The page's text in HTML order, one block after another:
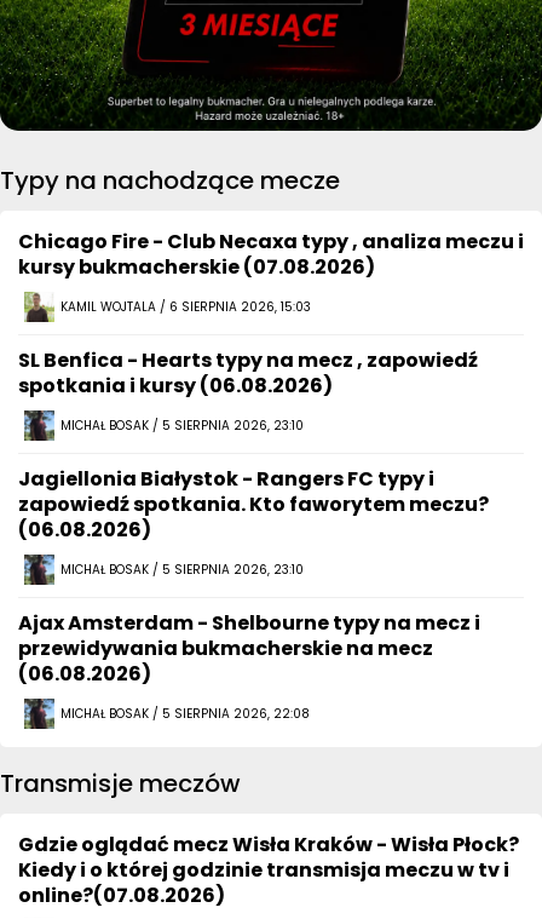
Typy na nachodzące mecze
Chicago Fire - Club Necaxa typy , analiza meczu i
kursy bukmacherskie (07.08.2026)
KAMIL WOJTALA / 6 SIERPNIA 2026, 15:03
SL Benfica - Hearts typy na mecz , zapowiedź
spotkania i kursy (06.08.2026)
MICHAŁ BOSAK / 5 SIERPNIA 2026, 23:10
Jagiellonia Białystok - Rangers FC typy i
zapowiedź spotkania. Kto faworytem meczu?
(06.08.2026)
MICHAŁ BOSAK / 5 SIERPNIA 2026, 23:10
Ajax Amsterdam - Shelbourne typy na mecz i
przewidywania bukmacherskie na mecz
(06.08.2026)
MICHAŁ BOSAK / 5 SIERPNIA 2026, 22:08
Transmisje meczów
Gdzie oglądać mecz Wisła Kraków - Wisła Płock?
Kiedy i o której godzinie transmisja meczu w tv i
online?(07.08.2026)